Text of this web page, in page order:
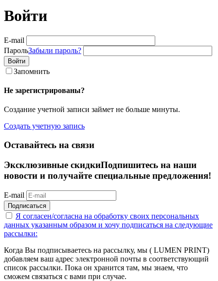
Войти
E-mail
ПарольЗабыли пароль?
Войти
Запомнить
Не зарегистрированы?
Создание учетной записи займет не больше минуты.
Создать учетную запись
Оставайтесь на связи
Эксклюзивные скидкиПодпишитесь на наши
новости и получайте специальные предложения!
E-mail
Подписаться
Я согласен/согласна на обработку своих персональных
данных указанным образом и хочу подписаться на следующие
рассылки:
Когда Вы подписываетесь на рассылку, мы ( LUMEN PRINT)
добавляем ваш адрес электронной почты в соответствующий
список рассылки. Пока он хранится там, мы знаем, что
сможем связаться с вами при случае.